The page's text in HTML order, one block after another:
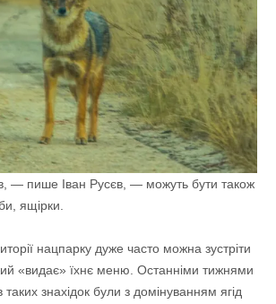
— пише Іван Русєв, — можуть бути також
ящірки.
нацпарку дуже часто можна зустріти
«видає» їхнє меню. Останніми тижнями
таких знахідок були з домінуванням ягід